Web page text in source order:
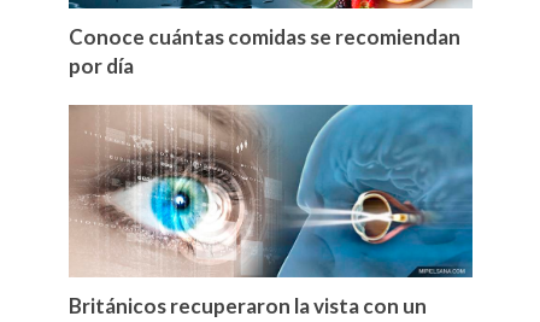
Conoce cuántas comidas se recomiendan
por día
Británicos recuperaron la vista con un